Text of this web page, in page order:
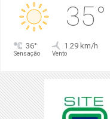
35°
36°
Sensação
1.29 km/h
Vento